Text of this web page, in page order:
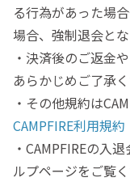
る行為があった場
場合、強制退会と
・決済後のご返金
あらかじめご了承く
・その他規約は
CAMPFIRE利用規約
・CAMPFIREの入
ルプページをご覧く